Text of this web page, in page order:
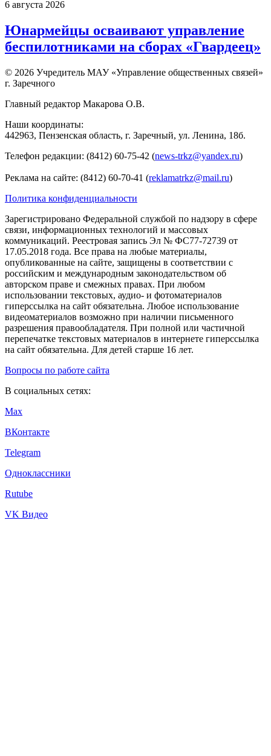
6 августа 2026
Юнармейцы осваивают управление
беспилотниками на сборах «Гвардеец»
© 2026 Учредитель МАУ «Управление общественных связей»
г. Заречного
Главный редактор Макарова О.В.
Наши координаты:
442963, Пензенская область, г. Заречный, ул. Ленина, 18б.
Телефон редакции: (8412) 60-75-42 (news-trkz@yandex.ru)
Реклама на сайте: (8412) 60-70-41 (reklamatrkz@mail.ru)
Политика конфиденциальности
Зарегистрировано Федеральной службой по надзору в сфере
связи, информационных технологий и массовых
коммуникаций. Реестровая запись Эл № ФС77-72739 от
17.05.2018 года. Все права на любые материалы,
опубликованные на сайте, защищены в соответствии с
российским и международным законодательством об
авторском праве и смежных правах. При любом
использовании текстовых, аудио- и фотоматериалов
гиперссылка на сайт обязательна. Любое использование
видеоматериалов возможно при наличии письменного
разрешения правообладателя. При полной или частичной
перепечатке текстовых материалов в интернете гиперссылка
на сайт обязательна. Для детей старше 16 лет.
Вопросы по работе сайта
В социальных сетях:
Max
ВКонтакте
Telegram
Одноклассники
Rutube
VK Видео